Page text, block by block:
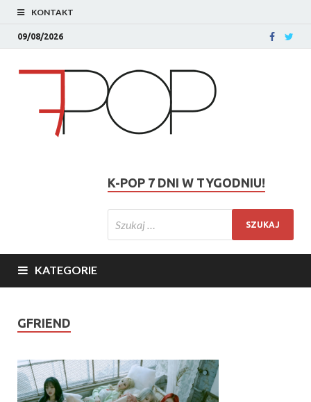
KONTAKT
09/08/2026
K-POP 7 DNI W TYGODNIU!
KATEGORIE
GFRIEND